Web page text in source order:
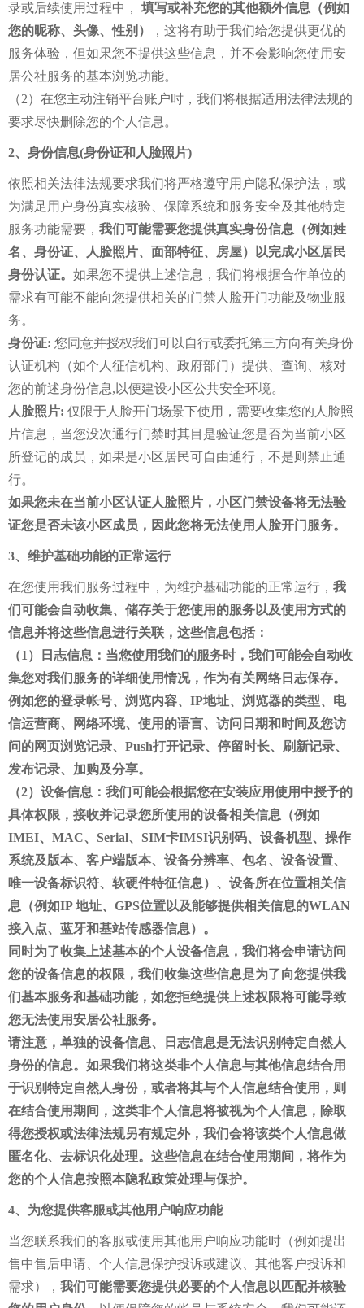
录或后续使用过程中， 填写或补充您的其他额外信息（例如
您的昵称、头像、性别）
，这将有助于我们给您提供更优的
服务体验，但如果您不提供这些信息，并不会影响您使用安
居公社服务的基本浏览功能。
（2）在您主动注销平台账户时，我们将根据适用法律法规的
要求尽快删除您的个人信息。
2、身份信息(身份证和人脸照片)
依照相关法律法规要求我们将严格遵守用户隐私保护法，或
为满足用户身份真实核验、保障系统和服务安全及其他特定
服务功能需要， 我们可能需要您提供真实身份信息（例如姓
名、身份证、人脸照片、面部特征、房屋）以完成小区居民
身份认证。 如果您不提供上述信息，我们将根据合作单位的
需求有可能不能向您提供相关的门禁人脸开门功能及物业服
务。
身份证: 您同意并授权我们可以自行或委托第三方向有关身份
认证机构（如个人征信机构、政府部门）提供、查询、核对
您的前述身份信息,以便建设小区公共安全环境。
人脸照片: 仅限于人脸开门场景下使用，需要收集您的人脸照
片信息，当您没次通行门禁时其目是验证您是否为当前小区
所登记的成员，如果是小区居民可自由通行，不是则禁止通
行。
如果您未在当前小区认证人脸照片，小区门禁设备将无法验
证您是否未该小区成员，因此您将无法使用人脸开门服务。
3、维护基础功能的正常运行
在您使用我们服务过程中，为维护基础功能的正常运行， 我
们可能会自动收集、储存关于您使用的服务以及使用方式的
信息并将这些信息进行关联，这些信息包括：
（1）日志信息：当您使用我们的服务时，我们可能会自动收
集您对我们服务的详细使用情况，作为有关网络日志保存。
例如您的登录帐号、浏览内容、IP地址、浏览器的类型、电
信运营商、网络环境、使用的语言、访问日期和时间及您访
问的网页浏览记录、Push打开记录、停留时长、刷新记录、
发布记录、加购及分享。
（2）设备信息：我们可能会根据您在安装应用使用中授予的
具体权限，接收并记录您所使用的设备相关信息（例如
IMEI、MAC、Serial、SIM卡IMSI识别码、设备机型、操作
系统及版本、客户端版本、设备分辨率、包名、设备设置、
唯一设备标识符、软硬件特征信息）、设备所在位置相关信
息（例如IP 地址、GPS位置以及能够提供相关信息的WLAN
接入点、蓝牙和基站传感器信息）。
同时为了收集上述基本的个人设备信息，我们将会申请访问
您的设备信息的权限，我们收集这些信息是为了向您提供我
们基本服务和基础功能，如您拒绝提供上述权限将可能导致
您无法使用安居公社服务。
请注意，单独的设备信息、日志信息是无法识别特定自然人
身份的信息。如果我们将这类非个人信息与其他信息结合用
于识别特定自然人身份，或者将其与个人信息结合使用，则
在结合使用期间，这类非个人信息将被视为个人信息，除取
得您授权或法律法规另有规定外，我们会将该类个人信息做
匿名化、去标识化处理。这些信息在结合使用期间，将作为
您的个人信息按照本隐私政策处理与保护。
4、为您提供客服或其他用户响应功能
当您联系我们的客服或使用其他用户响应功能时（例如提出
售中售后申请、个人信息保护投诉或建议、其他客户投诉和
需求）， 我们可能需要您提供必要的个人信息以匹配并核验